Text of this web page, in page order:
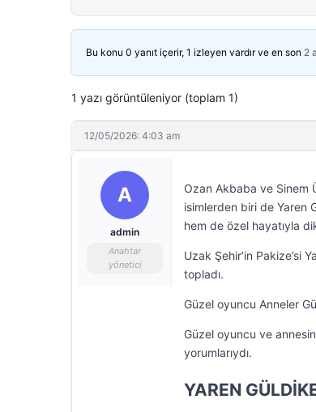
Bu konu 0 yanıt içerir, 1 izleyen vardır ve en son 2
1 yazı görüntüleniyor (toplam 1)
12/05/2026: 4:03 am
A
admin
Anahtar
yönetici
Ozan Akbaba ve Sinem
isimlerden biri de Yaren
hem de özel hayatıyla
Uzak Şehir’in Pakize’si
topladı.
Güzel oyuncu Anneler
Güzel oyuncu ve
yorumlarıydı.
YAREN